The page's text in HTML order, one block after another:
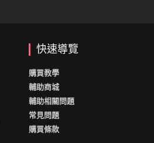
快速導覽
購買教學
輔助商城
輔助相關問題
常見問題
購買條款